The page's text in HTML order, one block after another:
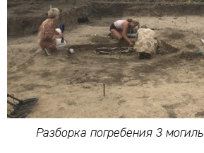
Разборка погребения 3